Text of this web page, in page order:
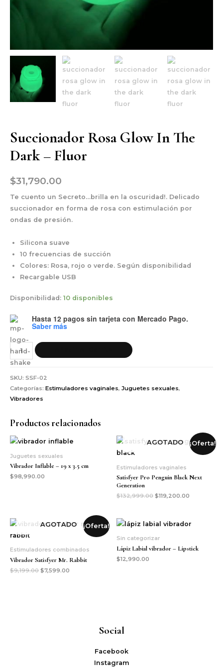
Succionador Rosa Glow In The
Dark – Fluor
$31,790.00
Te cuento un Secreto…brilla en la oscuridad!. Delicado
succionador en forma de rosa con estimulación por
ondas de presión.
Silicona suave
10 frecuencias de succión
Colores: Rosa, rojo o verde. Según disponibilidad
Recargable USB
Disponibilidad: 10 disponibles
Hasta 12 pagos sin tarjeta con Mercado Pago.
Saber más
SKU: SSF-02
Categorías: Estimuladores vaginales, Juguetes sexuales,
Vibradores
Productos relacionados
Juguetes sexuales
Vibrador Inflable – 19 x 3.5 cm
$98,990.00
¡Oferta!
AGOTADO
Estimuladores vaginales
Satisfyer Pro Penguin Black Next
Generation
$132,999.00 $119,200.00
¡Oferta!
AGOTADO
Estimuladores combinados
Vibrador Satisfyer Mr. Rabbit
$9,199.00 $7,599.00
Sin categorizar
Lápiz Labial vibrador – Lipstick
$12,990.00
Social
Facebook
Instagram